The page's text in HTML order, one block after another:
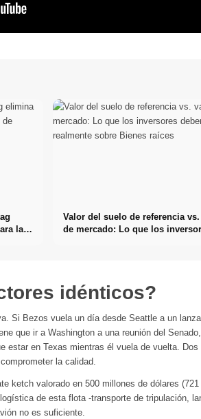
las
Valor del suelo de referencia
de mercado: Lo que los
idénticos?
Si Bezos vuela un día desde Seattle a un
que ir a Washington a una reunión del
estar en Texas mientras él vuela de vuelta. Dos
la calidad.
ketch valorado en 500 millones de dólares
de esta flota -transporte de tripulación,
no es suficiente.